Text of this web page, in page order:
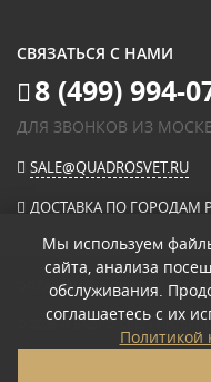
СВЯЗАТЬСЯ С НАМИ
8 (499) 994-
ДЛЯ ЗВОНКОВ ИЗ
SALE@QUADROSVET.RU
ДОСТАВКА ПО ГОРОДАМ
ОПЛАЧИВАЙТЕ ПРИ
© 2026«КВАДРО СВЕТ»
ПОЛИТИКА КОНФИДЕНЦИАЛЬНОСТИ
Мы используем
сайта, анализа
обслуживания.
соглашаетесь с их
Политикой